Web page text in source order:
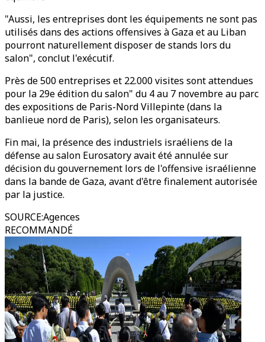
"Aussi, les entreprises dont les équipements ne sont pas
utilisés dans des actions offensives à Gaza et au Liban
pourront naturellement disposer de stands lors du
salon", conclut l'exécutif.
Près de 500 entreprises et 22.000 visites sont attendues
pour la 29e édition du salon" du 4 au 7 novembre au parc
des expositions de Paris-Nord Villepinte (dans la
banlieue nord de Paris), selon les organisateurs.
Fin mai, la présence des industriels israéliens de la
défense au salon Eurosatory avait été annulée sur
décision du gouvernement lors de l'offensive israélienne
dans la bande de Gaza, avant d'être finalement autorisée
par la justice.
SOURCE:Agences
RECOMMANDÉ